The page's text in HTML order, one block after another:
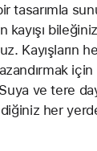
tasarımla
kayışı
Kayışların
için
ve tere
her